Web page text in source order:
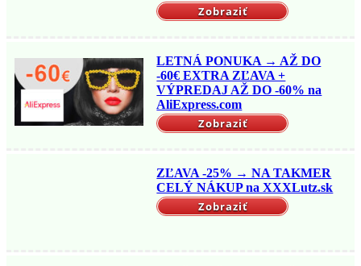
Zobraziť
LETNÁ PONUKA → AŽ DO
-60€ EXTRA ZĽAVA +
VÝPREDAJ AŽ DO -60% na
AliExpress.com
Zobraziť
ZĽAVA -25% → NA TAKMER
CELÝ NÁKUP na XXXLutz.sk
Zobraziť